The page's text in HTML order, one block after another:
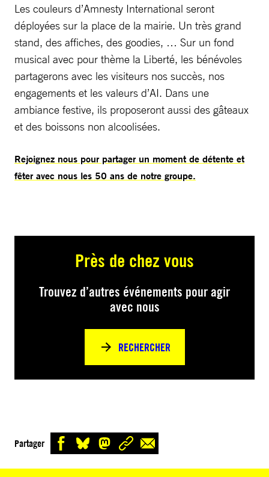
Les couleurs d’Amnesty International seront
déployées sur la place de la mairie. Un très grand
stand, des affiches, des goodies, … Sur un fond
musical avec pour thème la Liberté, les bénévoles
partagerons avec les visiteurs nos succès, nos
engagements et les valeurs d’AI. Dans une
ambiance festive, ils proposeront aussi des gâteaux
et des boissons non alcoolisées.
Rejoignez nous pour partager un moment de détente et
fêter avec nous les 50 ans de notre groupe.
Près de chez vous
Trouvez d’autres événements pour agir
avec nous
RECHERCHER
Partager